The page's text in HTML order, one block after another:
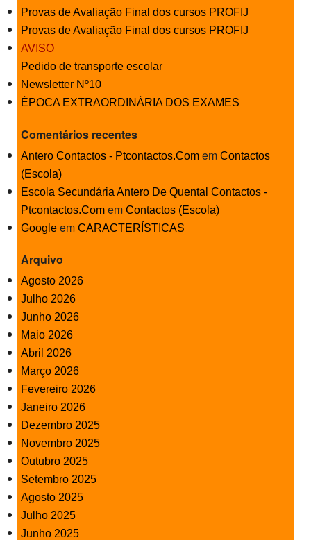
Provas de Avaliação Final dos cursos PROFIJ
Provas de Avaliação Final dos cursos PROFIJ
AVISO
Pedido de transporte escolar
Newsletter Nº10
ÉPOCA EXTRAORDINÁRIA DOS EXAMES
Comentários recentes
Antero Contactos - Ptcontactos.Com em Contactos
(Escola)
Escola Secundária Antero De Quental Contactos -
Ptcontactos.Com em Contactos (Escola)
Google em CARACTERÍSTICAS
Arquivo
Agosto 2026
Julho 2026
Junho 2026
Maio 2026
Abril 2026
Março 2026
Fevereiro 2026
Janeiro 2026
Dezembro 2025
Novembro 2025
Outubro 2025
Setembro 2025
Agosto 2025
Julho 2025
Junho 2025